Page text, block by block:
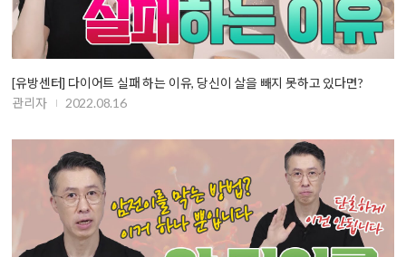
[유방센터] 다이어트 실패 하는 이유, 당신이 살을 빼지 못하고 있다면?
관리자
2022.08.16